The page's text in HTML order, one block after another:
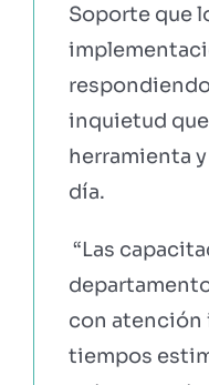
Soporte que
inquietud
herramienta
día.
“Las
con atención
tiempos